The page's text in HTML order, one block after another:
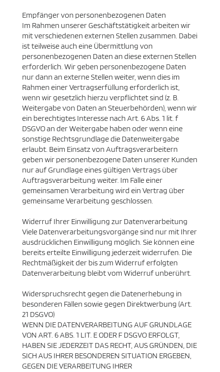
Empfänger von personenbezogenen Daten
Im Rahmen unserer Geschäftstätigkeit arbeiten wir
mit verschiedenen externen Stellen zusammen. Dabei
ist teilweise auch eine Übermittlung von
personenbezogenen Daten an diese externen Stellen
erforderlich. Wir geben personenbezogene Daten
nur dann an externe Stellen weiter, wenn dies im
Rahmen einer Vertragserfüllung erforderlich ist,
wenn wir gesetzlich hierzu verpflichtet sind (z. B.
Weitergabe von Daten an Steuerbehörden), wenn wir
ein berechtigtes Interesse nach Art. 6 Abs. 1 lit. f
DSGVO an der Weitergabe haben oder wenn eine
sonstige Rechtsgrundlage die Datenweitergabe
erlaubt. Beim Einsatz von Auftragsverarbeitern
geben wir personenbezogene Daten unserer Kunden
nur auf Grundlage eines gültigen Vertrags über
Auftragsverarbeitung weiter. Im Falle einer
gemeinsamen Verarbeitung wird ein Vertrag über
gemeinsame Verarbeitung geschlossen.
Widerruf Ihrer Einwilligung zur Datenverarbeitung
Viele Datenverarbeitungsvorgänge sind nur mit Ihrer
ausdrücklichen Einwilligung möglich. Sie können eine
bereits erteilte Einwilligung jederzeit widerrufen. Die
Rechtmäßigkeit der bis zum Widerruf erfolgten
Datenverarbeitung bleibt vom Widerruf unberührt.
Widerspruchsrecht gegen die Datenerhebung in
besonderen Fällen sowie gegen Direktwerbung (Art.
21 DSGVO)
WENN DIE DATENVERARBEITUNG AUF GRUNDLAGE
VON ART. 6 ABS. 1 LIT. E ODER F DSGVO ERFOLGT,
HABEN SIE JEDERZEIT DAS RECHT, AUS GRÜNDEN, DIE
SICH AUS IHRER BESONDEREN SITUATION ERGEBEN,
GEGEN DIE VERARBEITUNG IHRER